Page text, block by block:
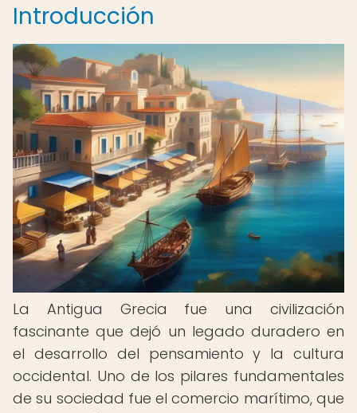
Introducción
La Antigua Grecia fue una civilización
fascinante que dejó un legado duradero en
el desarrollo del pensamiento y la cultura
occidental. Uno de los pilares fundamentales
de su sociedad fue el comercio marítimo, que